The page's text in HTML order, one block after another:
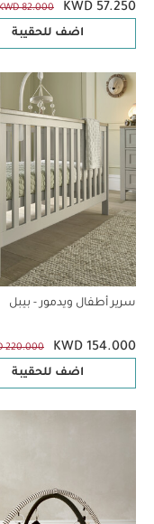
KWD 57.250
82.000
اضف للحقيبة
سرير أطفال ويدمور - بيبل
KWD 154.000
220.000
اضف للحقيبة